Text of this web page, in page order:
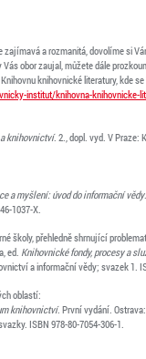
a rozmanitá, dovolíme si
obor zaujal, můžete dále
knihovnické literatury, kde
institut/knihovna-knihovnicke-
knihovnictví. 2., dopl. vyd. V Praze:
a myšlení: úvod do informační vědy
1037-X.
školy, přehledně shrnující
ed. Knihovnické fondy, procesy a
a informační vědy; svazek 1.
oblastí:
knihovnictví. První vydání.
ISBN 978-80-7054-306-1.